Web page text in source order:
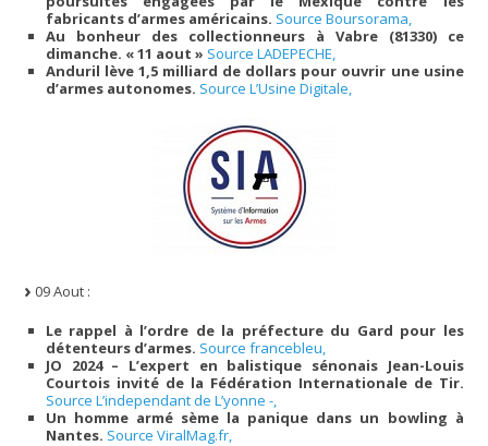
fabricants d’armes américains. Source Boursorama,
Au bonheur des collectionneurs à Vabre (81330) ce
dimanche. « 11 aout » Source LADEPECHE,
Anduril lève 1,5 milliard de dollars pour ouvrir une usine
d’armes autonomes. Source L’Usine Digitale,
09 Aout :
Le rappel à l’ordre de la préfecture du Gard pour les
détenteurs d’armes. Source francebleu,
JO 2024 – L’expert en balistique sénonais Jean-Louis
Courtois invité de la Fédération Internationale de Tir.
Source L’independant de L’yonne -,
Un homme armé sème la panique dans un bowling à
Nantes. Source ViralMag.fr,